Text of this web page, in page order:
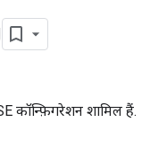
कॉन्फ़िगरेशन शामिल हैं.